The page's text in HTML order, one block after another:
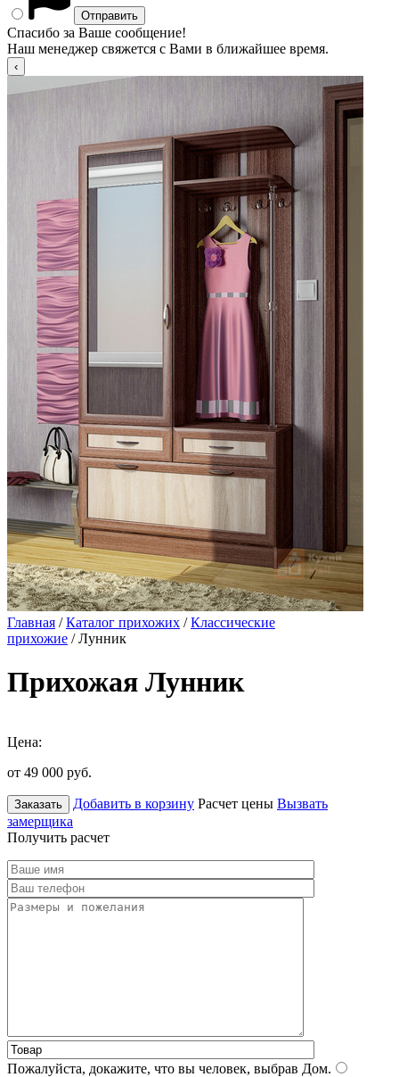
Спасибо за Ваше сообщение!
Наш менеджер свяжется с Вами в ближайшее время.
Главная /Каталог прихожих /Классические
прихожие / Лунник
Прихожая Лунник
Цена:
от 49 000 руб.
Заказать Добавить в корзину Расчет цены Вызвать
замерщика
Получить расчет
Пожалуйста, докажите, что вы человек, выбрав Дом.